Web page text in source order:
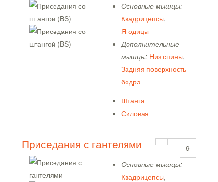
Основные мышцы:
Квадрицепсы,
Ягодицы
Дополнительные
мышцы: Низ спины,
Задняя поверхность
бедра
Штанга
Силовая
9
Приседания с гантелями
Основные мышцы:
Квадрицепсы,